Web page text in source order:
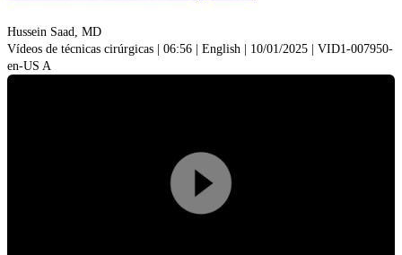
Hussein Saad, MD
Vídeos de técnicas cirúrgicas | 06:56 | English | 10/01/2025 | VID1-007950-
en-US A